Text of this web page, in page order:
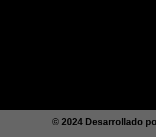
© 2024 Desarrollado